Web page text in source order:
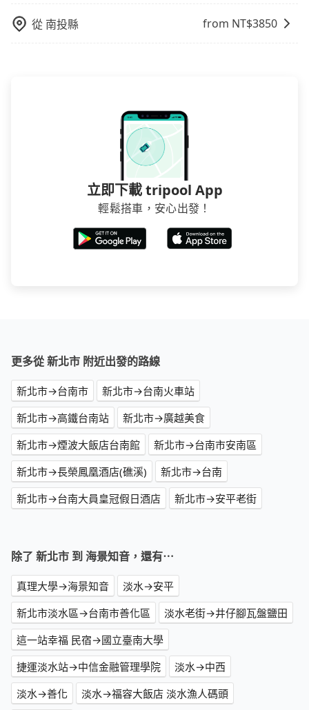
站上的價格是動態的，一般來說越早預訂價格越優，且
保證前一天中午以前均可全額取消退費，如已經決定好
從 南投縣 from NT$3850
立即下載 tripool App
輕鬆搭車，安心出發！
更多從 新北市 附近出發的路線
新北市→台南市
新北市→台南火車站
新北市→高鐵台南站
新北市→廣越美食
新北市→煙波大飯店台南館
新北市→台南市安南區
新北市→長榮鳳凰酒店(礁溪)
新北市→台南
新北市→台南大員皇冠假日酒店
新北市→安平老街
除了 新北市 到 海景知音，還有⋯
真理大學→海景知音
淡水→安平
新北市淡水區→台南市善化區
淡水老街→井仔腳瓦盤鹽田
這一站幸福 民宿→國立臺南大學
捷運淡水站→中信金融管理學院
淡水→中西
淡水→善化
淡水→福容大飯店 淡水漁人碼頭